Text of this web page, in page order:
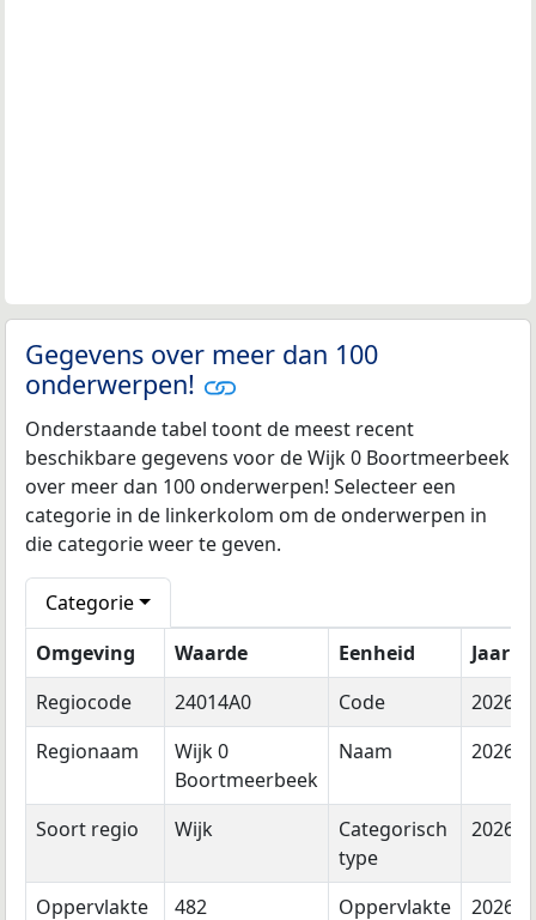
Gegevens over meer dan 100
onderwerpen!
Onderstaande tabel toont de meest recent
beschikbare gegevens voor de Wijk 0 Boortmeerbeek
over meer dan 100 onderwerpen! Selecteer een
categorie in de linkerkolom om de onderwerpen in
die categorie weer te geven.
Categorie
Omgeving
Waarde Eenheid
Jaar
Regiocode
24014A0 Code
2026
Regionaam
Wijk 0
Boortmeerbeek
Naam 2026
Soort regio Wijk
Categorisch
type
2026
Oppervlakte 482 Oppervlakte 2026